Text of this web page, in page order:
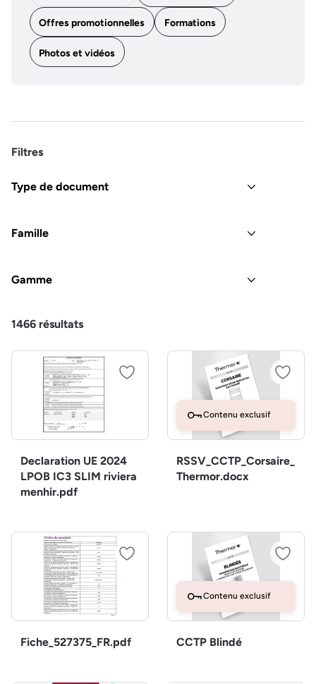
Offres promotionnelles Formations
Photos et vidéos
Filtres
Type de document
Famille
Gamme
1466 résultats
Declaration UE 2024
LPOB IC3 SLIM riviera
menhir.pdf
Contenu exclusif
RSSV_CCTP_Corsaire_
Thermor.docx
Fiche_527375_FR.pdf
Contenu exclusif
CCTP Blindé